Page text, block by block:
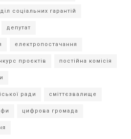
соціальних гарантій
депутат
електропостачання
проєктів постійна комісія
ради сміттєзвалище
цифрова громада